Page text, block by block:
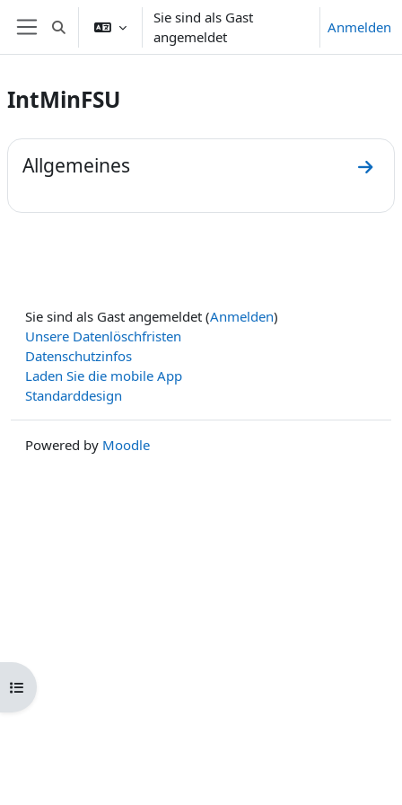
Zum Hauptinhalt
Website-Übersicht
Sucheingabe umschalten
Sie sind als Gast
angemeldet
Anmelden
Kursindex öffnen
IntMinFSU
Abschnittsübersicht
Allgemeines Zum
Sie sind als Gast angemeldet (Anmelden)
Unsere Datenlöschfristen
Datenschutzinfos
Laden Sie die mobile App
Standarddesign
Powered by Moodle